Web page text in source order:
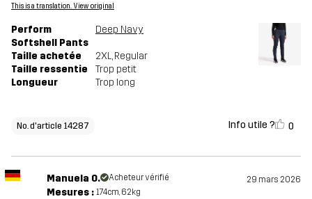
This is a translation. View original
Perform
Softshell Pants
Deep Navy
Taille achetée 2XL, Regular
Taille ressentie
Trop petit
Longueur
Trop long
No. d'article 14287 Info utile ? 0
Manuela O. Acheteur vérifié 29 mars 2026
Mesures : 174cm, 62kg